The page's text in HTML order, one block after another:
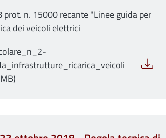
n. 15000 recante "Linee guida per
dei veicoli elettrici